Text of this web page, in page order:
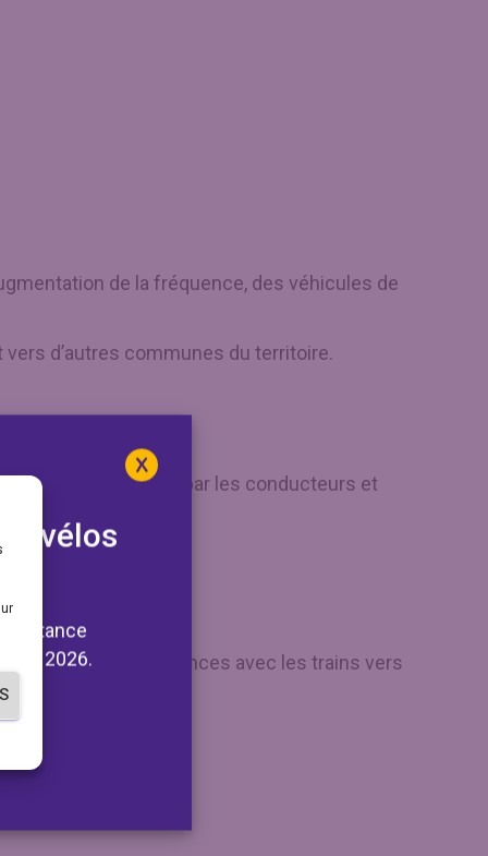
vélos
2026.
de la fréquence, des véhicules de
d’autres communes du territoire.
de l’accueil assuré par les conducteurs et
des correspondances avec les trains vers